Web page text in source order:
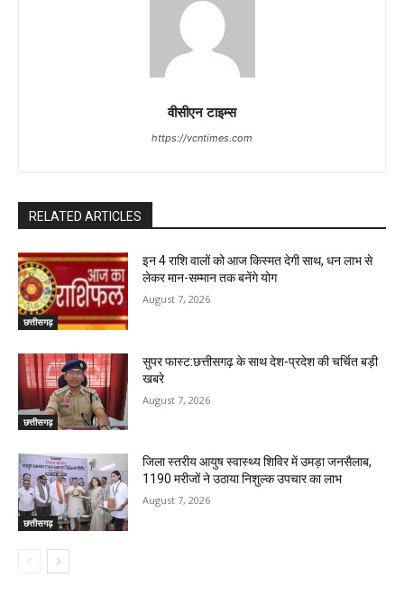
वीसीएन टाइम्स
https://vcntimes.com
RELATED ARTICLES
छत्तीसगढ़
इन 4 राशि वालों को आज किस्मत देगी साथ, धन लाभ से
लेकर मान-सम्मान तक बनेंगे योग
August 7, 2026
छत्तीसगढ़
सुपर फास्ट:छत्तीसगढ़ के साथ देश-प्रदेश की चर्चित बड़ी
खबरे
August 7, 2026
छत्तीसगढ़
जिला स्तरीय आयुष स्वास्थ्य शिविर में उमड़ा जनसैलाब,
1190 मरीजों ने उठाया निशुल्क उपचार का लाभ
August 7, 2026